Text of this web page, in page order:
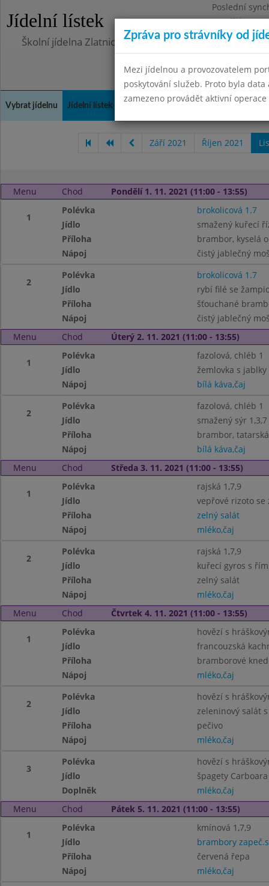
Jídelní lístek
Poslední
Pondělí
Školní jídelna Zlatnická
Vybrat jídelnu Jídelní lístek Kontakty a informace
Září 2021 Říjen 2021
Menu Chod Pondělí 1. 11. 2021 (11:00 - 13:55)
1
Polévka
brokolicová 1.7
Jídlo
smažený kuřecí
Příloha
brambor, kyselá
Nápoj
čistý jablečný
2
Polévka
brokolicová 1.7
Jídlo
rybí filé se
Příloha
šťouchané
Nápoj
čistý jablečný
Menu
Chod Úterý 2. 11. 2021 (11:00 - 13:55)
1
Polévka
fazolová, chléb 1
Jídlo
žemlovka s jablky
Nápoj
bílá káva,čaj
2
Polévka
fazolová, chléb 1
Jídlo
smažený sýr 1,3,7
Příloha
brambor,
Nápoj
bílá káva,čaj
Menu
Chod Středa 3. 11. 2021 (11:00 - 13:55)
1
Polévka
rajská 1,7,9
Jídlo
vepřové rizoto se
Příloha
zelný salát
Nápoj
mléko,čaj
2
Polévka
rajská 1,7,9
Jídlo
kuřecí gyros s
Příloha
zelný salát
Nápoj
mléko,čaj
Menu
Chod Čtvrtek 4. 11. 2021 (11:00 - 13:55)
1
Polévka
hovězí s
Jídlo
francouzská
Příloha
bramborové
Nápoj
mléko,čaj
2
Polévka
hovězí s
Jídlo
zeleninový salát
Příloha
pečivo
Nápoj
mléko,čaj
3
Polévka
hovězí s
Jídlo
špagety
Doplněk
mléko,čaj
Menu
Chod Pátek 5. 11. 2021 (11:00 - 13:55)
1
Polévka
kmínová 1,7,9
Jídlo
brambory
Příloha
červená řepa
Nápoj
mléko,čaj
Zpráva pro strávníky od
Mezi jídelnou a provozovatelem
poskytování služeb. Proto byla
zamezeno provádět aktivní